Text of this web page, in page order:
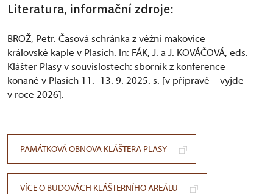
Literatura, informační zdroje:
BROŽ, Petr. Časová schránka z věžní makovice
královské kaple v Plasích. In: FÁK, J. a J. KOVÁČOVÁ, eds.
Klášter Plasy v souvislostech: sborník z konference
konané v Plasích 11.–13. 9. 2025. s. [v přípravě – vyjde
v roce 2026].
PAMÁTKOVÁ OBNOVA KLÁŠTERA PLASY
VÍCE O BUDOVÁCH KLÁŠTERNÍHO AREÁLU